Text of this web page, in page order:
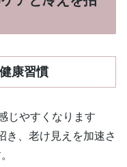
康習慣
じやすくなります
き、老け見えを加速さ